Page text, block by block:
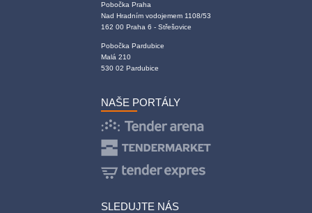
Pobočka Praha
Nad Hradním vodojemem 1108/53
162 00 Praha 6 - Střešovice
Pobočka Pardubice
Malá 210
530 02 Pardubice
NAŠE PORTÁLY
SLEDUJTE NÁS